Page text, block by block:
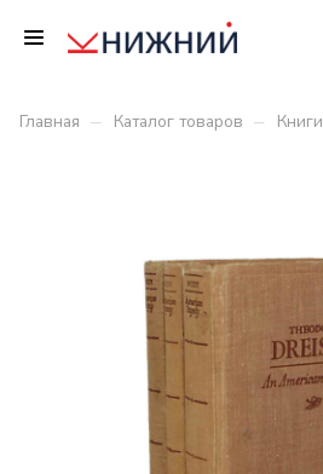
Главная – Каталог товаров – Книги